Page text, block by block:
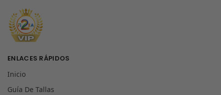
ENLACES RÁPIDOS
Inicio
Guía De Tallas